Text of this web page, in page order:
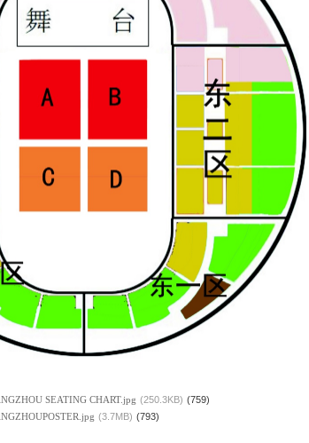
SEATING CHART.jpg (250.3KB) (759)
(3.7MB) (793)